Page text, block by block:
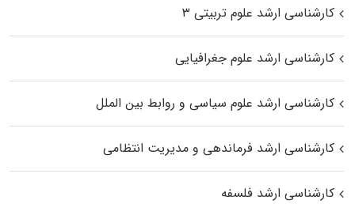
کارشناسی ارشد علوم تربیتی ۳
کارشناسی ارشد علوم جغرافیایی
کارشناسی ارشد علوم سیاسی و روابط بین الملل
کارشناسی ارشد فرماندهی و مدیریت انتظامی
کارشناسی ارشد فلسفه